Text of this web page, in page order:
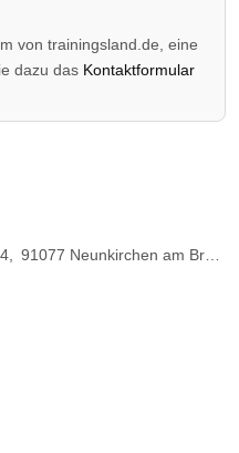
von trainingsland.de, eine
dazu das Kontaktformular
91077 Neunkirchen am Brand